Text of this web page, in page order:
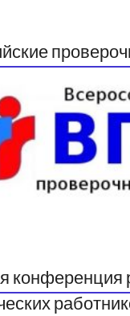
конференция